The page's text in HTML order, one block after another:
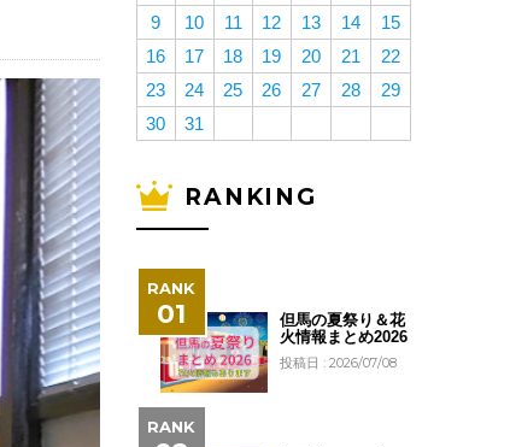
9
10 11 12 13 14
15
16
17 18 19 20 21
22
23
24 25 26 27 28
29
30
31
RANKING
但馬の夏祭り＆花
火情報まとめ2026
投稿日 : 2026/07/08